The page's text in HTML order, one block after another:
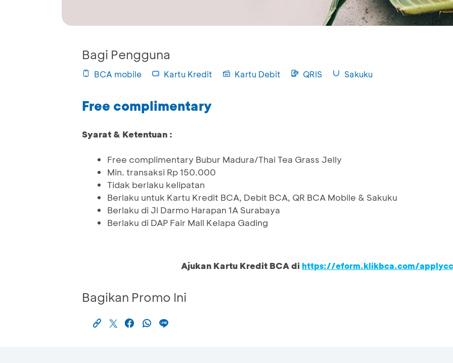
Bagi Pengguna
BCA mobile Kartu Kredit Kartu Debit QRIS Sakuku
Free complimentary
Syarat & Ketentuan :
Free complimentary Bubur Madura/Thai Tea Grass Jelly
Min. transaksi Rp 150.000
Tidak berlaku kelipatan
Berlaku untuk Kartu Kredit BCA, Debit BCA, QR BCA Mobile & Sakuku
Berlaku di Jl Darmo Harapan 1A Surabaya
Berlaku di DAP Fair Mall Kelapa Gading
Ajukan Kartu Kredit BCA di https://eform.klikbca.com/
Bagikan Promo Ini